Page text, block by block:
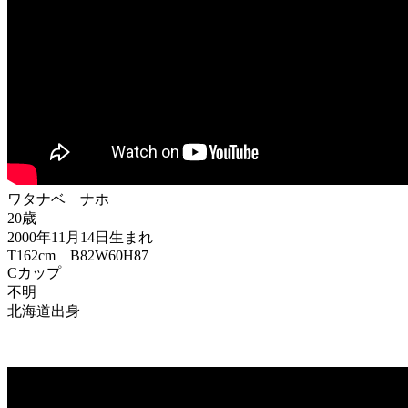
ワタナベ ナホ
20歳
2000年11月14日生まれ
T162cm B82W60H87
Cカップ
不明
北海道出身